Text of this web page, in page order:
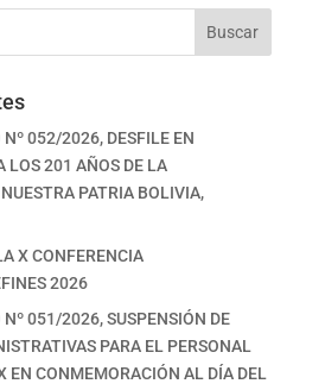
Buscar
Nº 052/2026, DESFILE EN
LOS 201 AÑOS DE LA
PATRIA BOLIVIA,
X CONFERENCIA
2026
Nº 051/2026, SUSPENSIÓN DE
PARA EL PERSONAL
EN CONMEMORACIÓN AL DÍA DEL